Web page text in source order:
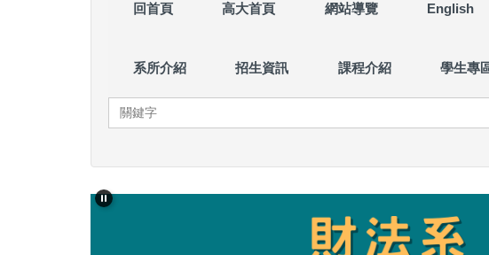
回首頁 高大首頁 網站導覽 English
系所介紹 招生資訊 課程介紹 學生專